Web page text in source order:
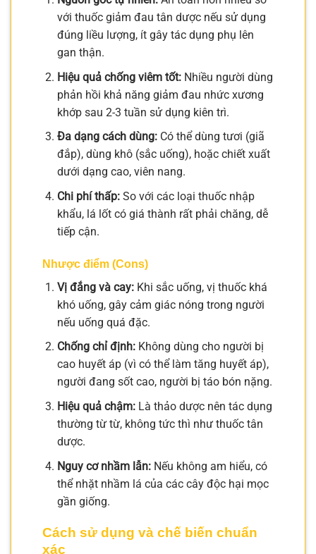
với thuốc giảm đau tân dược nếu sử dụng
đúng liều lượng, ít gây tác dụng phụ lên
gan thận.
Hiệu quả chống viêm tốt:Nhiều người dùng
phản hồi khả năng giảm đau nhức xương
khớp sau 2-3 tuần sử dụng kiên trì.
Đa dạng cách dùng:Có thể dùng tươi (giã
đắp), dùng khô (sắc uống), hoặc chiết xuất
dưới dạng cao, viên nang.
Chi phí thấp:So với các loại thuốc nhập
khẩu, lá lốt có giá thành rất phải chăng, dễ
tiếp cận.
Nhược điểm (Cons)
Vị đắng và cay:Khi sắc uống, vị thuốc khá
khó uống, gây cảm giác nóng trong người
nếu uống quá đặc.
Chống chỉ định:Không dùng cho người bị
cao huyết áp (vì có thể làm tăng huyết áp),
người đang sốt cao, người bị táo bón nặng.
Hiệu quả chậm:Là thảo dược nên tác dụng
thường từ từ, không tức thì như thuốc tân
dược.
Nguy cơ nhầm lẫn:Nếu không am hiểu, có
thể nhặt nhầm lá của các cây độc hại mọc
gần giống.
Cách sử dụng và chế biến chuẩn
xác